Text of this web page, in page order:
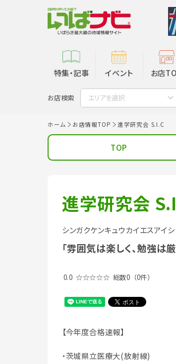
特集・記事 イベント お店
お店検索 エリアを選択
ホーム お店情報TOP 進学研究会 S.I.C
TOP
進学研究会
シンガクケンキュウカイエスアイ
「雰囲気は楽しく、勉強は
0.0 ☆☆☆☆☆ 総数0 （0件）
【今年度合格速報】
・茨城県立医療大(放射線)